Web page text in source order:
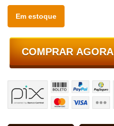
Em estoque
COMPRAR AGORA